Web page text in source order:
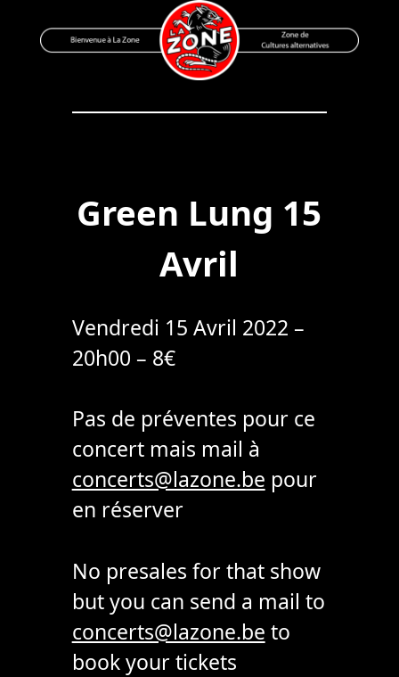
to
Bienvenue à La Zone
Zone de Cultures Alternatives
Green Lung 15
Avril
Vendredi 15 Avril 2022 –
20h00 – 8€
Pas de préventes pour ce
concert mais mail à
concerts@lazone.be pour
en réserver
No presales for that show
but you can send a mail to
concerts@lazone.be to
book your tickets